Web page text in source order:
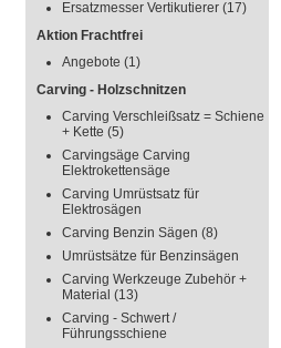
Ersatzmesser Vertikutierer (17)
Aktion Frachtfrei
Angebote (1)
Carving - Holzschnitzen
Carving Verschleißsatz = Schiene
+ Kette (5)
Carvingsäge Carving
Elektrokettensäge
Carving Umrüstsatz für
Elektrosägen
Carving Benzin Sägen (8)
Umrüstsätze für Benzinsägen
Carving Werkzeuge Zubehör +
Material (13)
Carving - Schwert /
Führungsschiene